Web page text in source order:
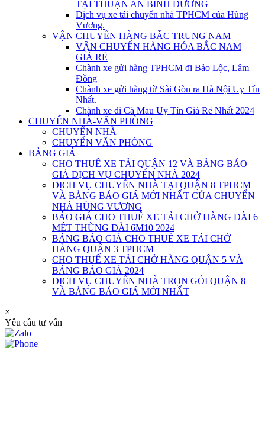
TẠI THUẬN AN BÌNH DƯƠNG
Dịch vụ xe tải chuyển nhà TPHCM của Hùng
Vương.
VẬN CHUYỂN HÀNG BẮC TRUNG NAM
VẬN CHUYỂN HÀNG HÓA BẮC NAM
GIÁ RẺ
Chành xe gửi hàng TPHCM đi Bảo Lộc, Lâm
Đồng
Chành xe gửi hàng từ Sài Gòn ra Hà Nội Uy Tín
Nhất.
Chành xe đi Cà Mau Uy Tín Giá Rẻ Nhất 2024
CHUYỂN NHÀ-VĂN PHÒNG
CHUYỂN NHÀ
CHUYỂN VĂN PHÒNG
BẢNG GIÁ
CHO THUÊ XE TẢI QUẬN 12 VÀ BẢNG BÁO
GIÁ DỊCH VỤ CHUYỂN NHÀ 2024
DỊCH VỤ CHUYỂN NHÀ TẠI QUẬN 8 TPHCM
VÀ BẢNG BÁO GIÁ MỚI NHẤT CỦA CHUYỂN
NHÀ HÙNG VƯƠNG
BÁO GIÁ CHO THUÊ XE TẢI CHỞ HÀNG DÀI 6
MÉT THÙNG DÀI 6M10 2024
BẢNG BÁO GIÁ CHO THUÊ XE TẢI CHỞ
HÀNG QUẬN 3 TPHCM
CHO THUÊ XE TẢI CHỞ HÀNG QUẬN 5 VÀ
BẢNG BÁO GIÁ 2024
DỊCH VỤ CHUYỂN NHÀ TRỌN GÓI QUẬN 8
VÀ BẢNG BÁO GIÁ MỚI NHẤT
×
Yêu cầu tư vấn